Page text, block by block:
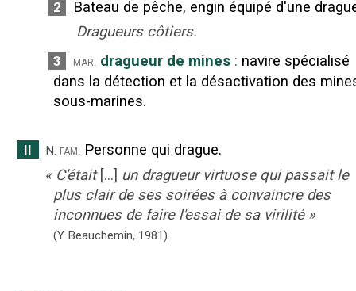
2
Bateau de pêche, engin équipé d'une
Dragueurs côtiers.
3 mar. dragueur de mines : navire spécialisé
dans la détection et la désactivation des
sous-marines.
II N. fam. Personne qui drague.
« C'était [...] un dragueur virtuose qui passait le
plus clair de ses soirées à convaincre des
inconnues de faire l'essai de sa virilité »
(Y. Beauchemin, 1981).